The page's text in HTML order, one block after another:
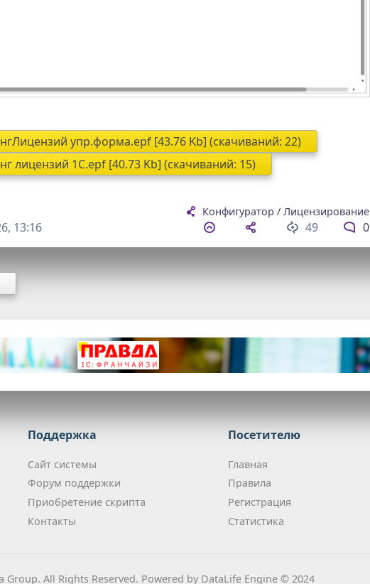
упр.форма.epf [43.76 Kb] (cкачиваний: 22)
лицензий 1C.epf [40.73 Kb] (cкачиваний: 15)
Конфигуратор / Лицензирование
49 0
13:16
Поддержка
Сайт системы
Форум поддержки
Приобретение скрипта
Контакты
Посетителю
Главная
Правила
Регистрация
Статистика
Group. All Rights Reserved. Powered by DataLife Engine © 2024